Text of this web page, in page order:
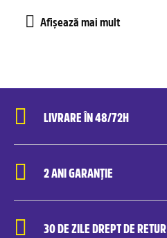
LIVRARE ÎN 48/72H
2 ANI GARANȚIE
30 DE ZILE DREPT DE RETUR